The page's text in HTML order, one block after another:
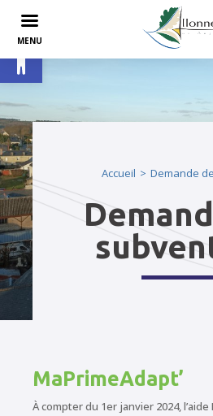
Ouvrir la barre
Accueil Demande
MaPrimeAdapt’
À compter du 1er janvier 2024, l’aide